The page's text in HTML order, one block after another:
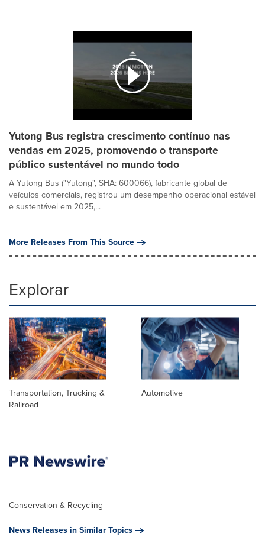
Yutong Bus registra crescimento contínuo nas
vendas em 2025, promovendo o transporte
público sustentável no mundo todo
A Yutong Bus ("Yutong", SHA: 600066), fabricante global de
veículos comerciais, registrou um desempenho operacional estável
e sustentável em 2025,...
More Releases From This Source
Explorar
Transportation, Trucking &
Railroad
Automotive
Conservation & Recycling
News Releases in Similar Topics